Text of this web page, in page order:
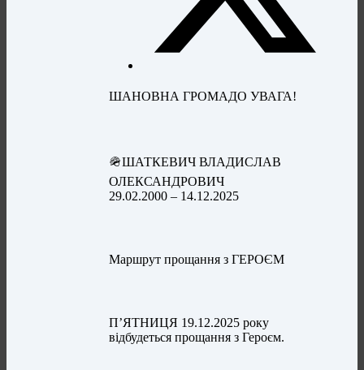
ШАНОВНА ГРОМАДО УВАГА!
🪖ШАТКЕВИЧ ВЛАДИСЛАВ
ОЛЕКСАНДРОВИЧ
29.02.2000 – 14.12.2025
Маршрут прощання з ГЕРОЄМ
П’ЯТНИЦЯ 19.12.2025 року
відбудеться прощання з Героєм.